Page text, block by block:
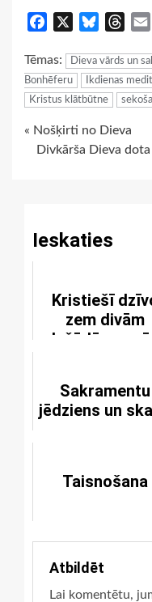
Facebook Bluesky
Tēmas: Dieva vārds un
Bonhēferu
Ikdienas
Kristus klātbūtne
Continue
« Nošķirti no Dieva
Divkārša Dieva
Ieskaties
Kristiešī
zem divām
dažādām
Sakramentu
jēdziens un
Taisnošana
Atbildēt
Lai komentētu,